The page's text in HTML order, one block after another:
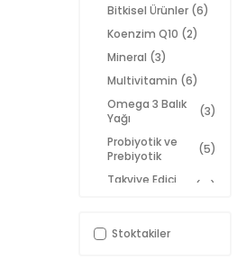
Bitkisel Ürünler (6)
Koenzim Q10 (2)
Mineral (3)
Multivitamin (6)
Omega 3 Balık
Yağı
(3)
Probiyotik ve
Prebiyotik
(5)
Takviye Edici
(10)
Kampanyalar
Stoktakiler